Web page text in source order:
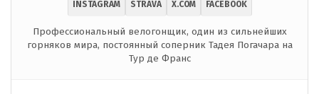
INSTAGRAM STRAVA X.COM FACEBOOK
Профессиональный велогонщик, один из сильнейших
горняков мира, постоянный соперник Тадея Погачара на
Тур де Франс